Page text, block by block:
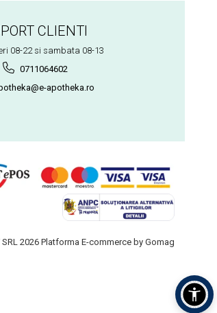
CLIENTI
08-22 si sambata 08-13
0711064602
apotheka.ro
2026 Platforma E-commerce by Gomag